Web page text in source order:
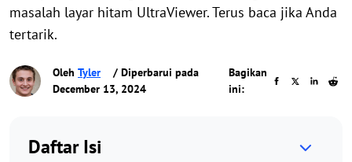
masalah layar hitam UltraViewer. Terus baca jika Anda
tertarik.
Oleh Tyler
/ Diperbarui pada
December 13, 2024
Bagikan
ini:
Daftar Isi